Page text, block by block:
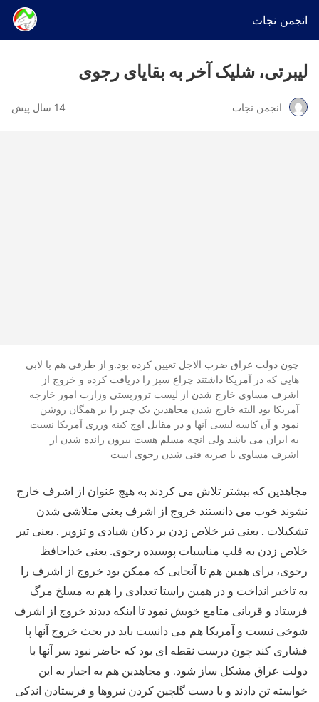
انجمن نجات
لیبرتی، شلیک آخر به بقایای رجوی
انجمن نجات 14 سال پیش
چون دولت عراق ضرب الاجل تعیین کرده بود.و از طرفی هم با لابی
هایی که در آمریکا داشتند چراغ سبز را دریافت کرده و خروج از
اشرف مساوی خارج شدن از لیست تروریستی وزارت امور خارجه
آمریکا بود البته خارج شدن مجاهدین یک چیز را بر همگان روشن
نمود و آن کاسه لیسی آنها و در مقابل اوج کینه ورزی آمریکا نسبت
به ایران می باشد ولی انچه مسلم هست بیرون رانده شدن از
اشرف مساوی با ضربه فنی شدن رجوی است
مجاهدین که بیشتر تلاش می کردند به هیچ عنوان از اشرف خارج
نشوند خوب می دانستند خروج از اشرف یعنی متلاشی شدن
تشکیلات , یعنی تیر خلاص زدن بر دکان شیادی و تزویر , یعنی تیر
خلاص زدن به قلب مناسبات پوسیده رجوی. یعنی خداحافظ
رجوی، برای همین هم تا آنجایی که ممکن بود خروج از اشرف را
به تاخیر انداخت و در همین راستا تعدادی را هم به مسلخ مرگ
فرستاد و قربانی متامع خویش نمود تا اینکه دیدند خروج از اشرف
شوخی نیست و آمریکا هم می دانست باید در بحث خروج آنها پا
فشاری کند چون درست نقطه ای بود که حاضر نبود سر آنها با
دولت عراق مشکل ساز شود. و مجاهدین هم به اجبار به این
خواسته تن دادند و با دست گلچین کردن نیروها و فرستادن اندکی